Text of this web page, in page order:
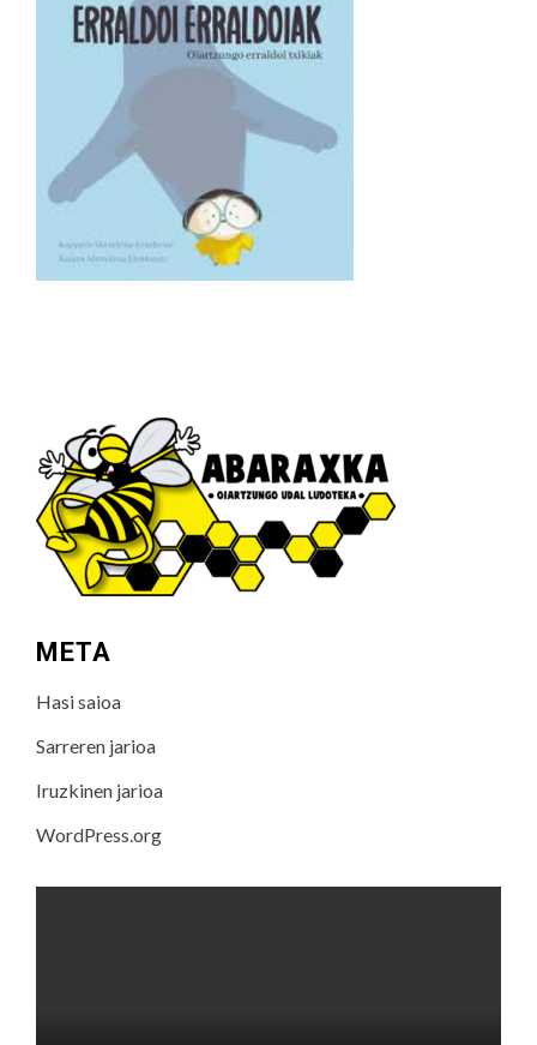
META
Hasi saioa
Sarreren jarioa
Iruzkinen jarioa
WordPress.org